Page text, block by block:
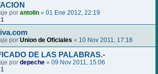
por antolin « 01 Ene 2012, 22:19
1
por Union de Oficiales « 10 Nov 2011, 17:18
DE LAS PALABRAS.-
por depeche « 09 Nov 2011, 15:06
1